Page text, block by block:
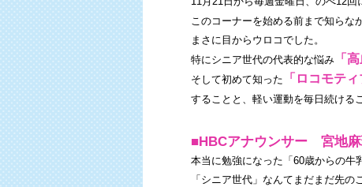
このコーナーを始める前まで知らな
まさに目からウロコでした。
特にシニア世代の代表的な悩み 「
そして初めて知った
「ロコモテ
することと、軽い運動を毎日続けるこ
■HBCアナウンサー 宮地
本当に勉強になった「60歳からの牛
「シニア世代」なんてまだまだ先